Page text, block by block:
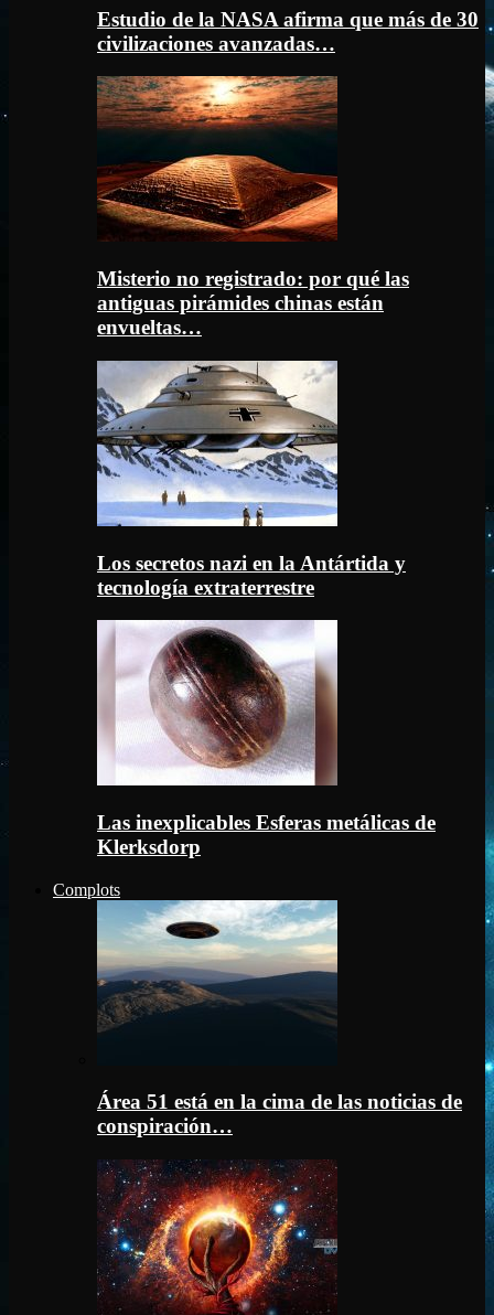
Estudio de la NASA afirma que más de 30
civilizaciones avanzadas…
Misterio no registrado: por qué las
antiguas pirámides chinas están
envueltas…
Los secretos nazi en la Antártida y
tecnología extraterrestre
Las inexplicables Esferas metálicas de
Klerksdorp
Complots
Área 51 está en la cima de las noticias de
conspiración…